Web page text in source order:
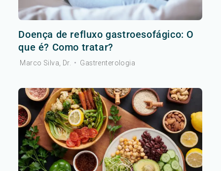
Doença de refluxo gastroesofágico: O
que é? Como tratar?
Marco Silva, Dr. • Gastrenterologia